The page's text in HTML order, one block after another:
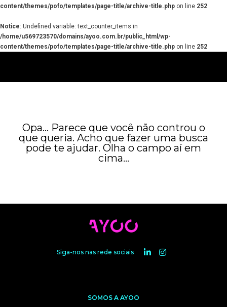
content/themes/pofo/templates/page-title/archive-title.php on line 252
Notice: Undefined variable: text_counter_items in
/home/u569723570/domains/ayoo.com.br/public_html/wp-
content/themes/pofo/templates/page-title/archive-title.php on line 252
Opa... Parece que você não controu o
que queria. Acho que fazer uma busca
pode te ajudar. Olha o campo aí em
cima...
Siga-nos nas rede sociais
SOMOS A AYOO